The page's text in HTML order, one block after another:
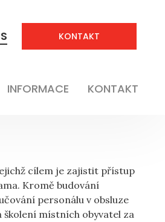
KONTAKT
INFORMACE KONTAKT
a sanitace
cílem je zajistit přístup
Kromě budování
personálu v obsluze
místních obyvatel za